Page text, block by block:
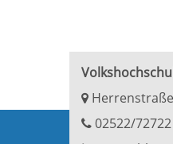
02522/72722